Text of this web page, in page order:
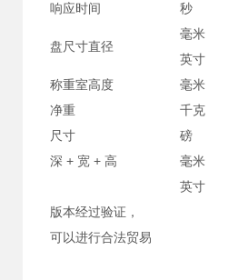
响应时间
秒
盘尺寸直径
毫米
英寸
称重室高度
毫米
净重
千克
尺寸
磅
深 + 宽 + 高
毫米
英寸
版本经过验证，
可以进行合法贸易